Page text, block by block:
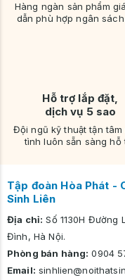
Hàng ngàn sản phẩm
dẫn phù hợp ngân
Hỗ trợ lắp đặt,
dịch vụ 5 sao
Đội ngũ kỹ thuật tận tâm
tình luôn sẵn sàng hỗ
Tập đoàn Hòa Phát -
Sinh Liên
Địa chỉ: Số 1130H Đường
Đình, Hà Nội.
Phòng bán hàng: 0904
Email: